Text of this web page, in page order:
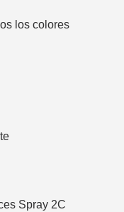
Devuelve los
en 4 plazos sin
los colores
Spray 2C